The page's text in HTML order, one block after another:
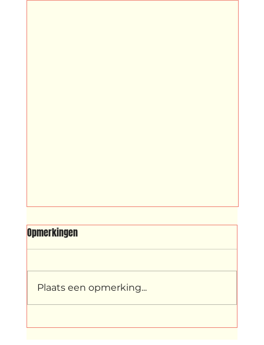
FRESH: Ibrah Silas Jackson
Opkomend Rotterdams maker Ibrah
werken tijdens FRESH in het
MAASPodium in Rotterdam. Met dans
Opmerkingen
Plaats een opmerking...